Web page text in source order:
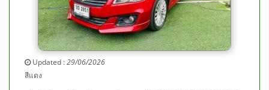
Updated :29/06/2026
สีแดง